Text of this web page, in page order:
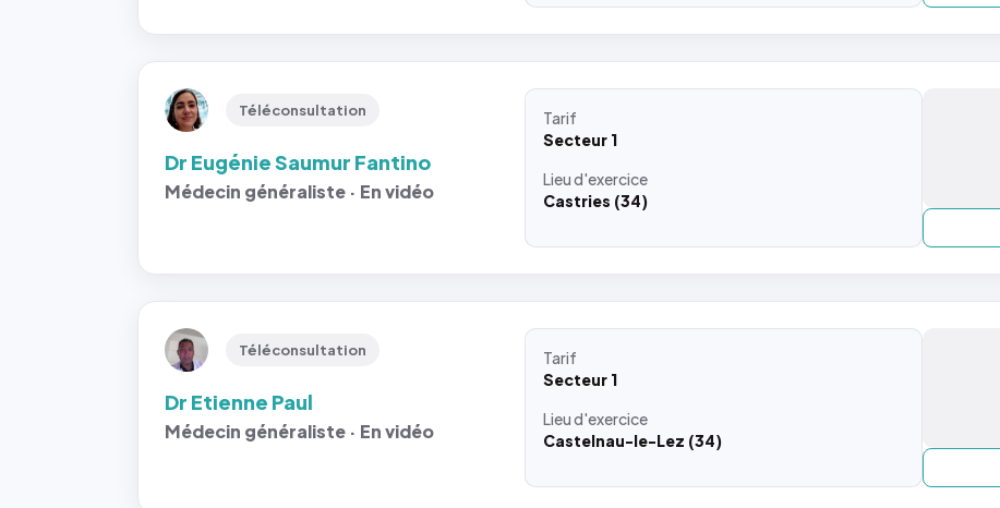
Téléconsultation
Dr Eugénie Saumur Fantino
Médecin généraliste · En vidéo
Tarif
Secteur 1
Lieud'exercice
Castries (34)
Téléconsultation
Dr Etienne Paul
Médecin généraliste · En vidéo
Tarif
Secteur 1
Lieud'exercice
Castelnau-le-Lez (34)